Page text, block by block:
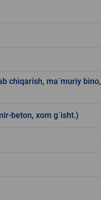
chiqarish, ma`muriy bino,
beton, xom g`isht.)